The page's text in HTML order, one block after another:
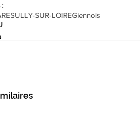
LOIRE PUISAYE
:
SULLY-SUR-LOIREGiennois